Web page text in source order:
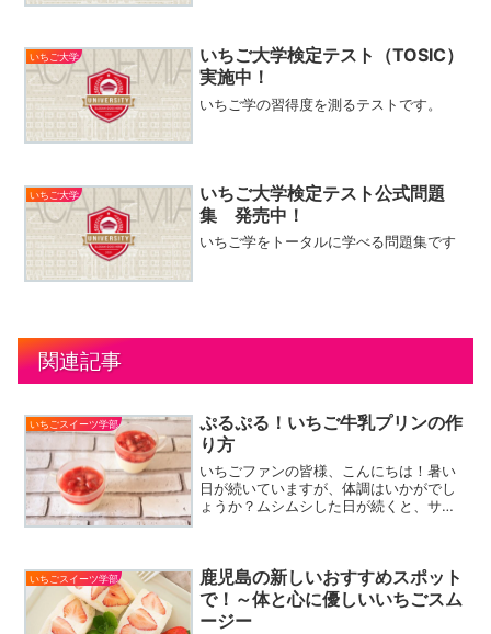
いちご大学
いちご大学検定テスト（TOSIC）
実施中！
いちご学の習得度を測るテストです。
いちご大学
いちご大学検定テスト公式問題
集 発売中！
いちご学をトータルに学べる問題集です
関連記事
いちごスイーツ学部
ぷるぷる！いちご牛乳プリンの作
り方
いちごファンの皆様、こんにちは！暑い
日が続いていますが、体調はいかがでし
ょうか？ムシムシした日が続くと、サッ
紹介します！【ぷるぷる、...
いちごスイーツ学部
鹿児島の新しいおすすめスポット
で！～体と心に優しいいちごスム
ージー